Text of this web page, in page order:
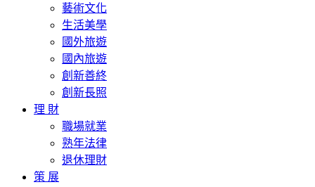
藝術文化
生活美學
國外旅遊
國內旅遊
創新善終
創新長照
理 財
職場就業
熟年法律
退休理財
策 展